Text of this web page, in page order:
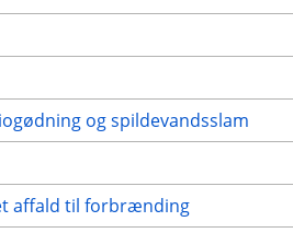
og spildevandsslam
affald til forbrænding